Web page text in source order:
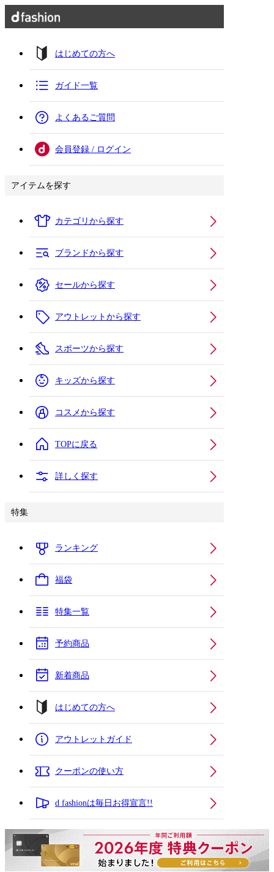
はじめての方へ
ガイド一覧
よくあるご質問
会員登録 / ログイン
アイテムを探す
カテゴリから探す
ブランドから探す
セールから探す
アウトレットから探す
スポーツから探す
キッズから探す
コスメから探す
TOPに戻る
詳しく探す
特集
ランキング
福袋
特集一覧
予約商品
新着商品
はじめての方へ
アウトレットガイド
クーポンの使い方
d fashionは毎日お得宣言!!